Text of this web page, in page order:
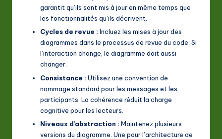
garantit qu’ils sont mis à jour en même temps que
les fonctionnalités qu’ils décrivent.
Cycles de revue : Incluez les mises à jour des
diagrammes dans le processus de revue du code. Si
l’interaction change, le diagramme doit aussi
changer.
Consistance : Utilisez une convention de
nommage standard pour les messages et les
participants. La cohérence réduit la charge
cognitive pour les lecteurs.
Niveaux d’abstraction : Maintenez plusieurs
versions du diagramme. Une pour l’architecture de